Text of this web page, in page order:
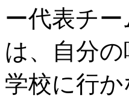
ー代表チ
は、自分
学校に行